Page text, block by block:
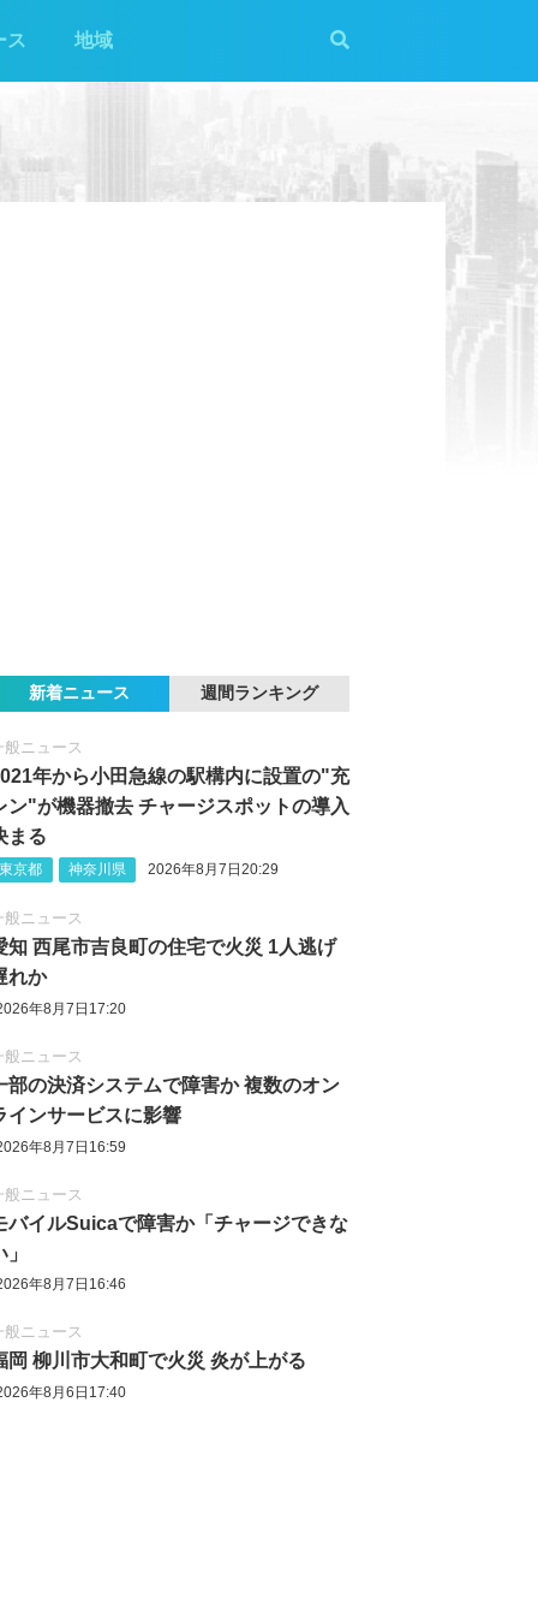
ス 地域
新着ニュース 週間ランキング
般ニュース
年から小田急線の駅構内に設置の"充
ン"が機器撤去 チャージスポットの導入
まる
東京都 神奈川県 2026年8月7日20:29
般ニュース
知 西尾市吉良町の住宅で火災 1人逃げ
れか
年8月7日17:20
般ニュース
部の決済システムで障害か 複数のオン
インサービスに影響
年8月7日16:59
般ニュース
バイルSuicaで障害か「チャージできな
」
年8月7日16:46
般ニュース
岡 柳川市大和町で火災 炎が上がる
年8月6日17:40